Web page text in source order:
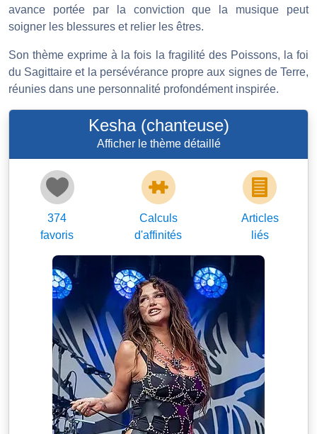
avance portée par la conviction que la musique peut
soigner les blessures et relier les êtres.
Son thème exprime à la fois la fragilité des Poissons, la foi
du Sagittaire et la persévérance propre aux signes de Terre,
réunies dans une personnalité profondément inspirée.
Kesha (chanteuse)
Afficher le thème détaillé
374
favoris
Calculs
d'affinités
Articles
liés